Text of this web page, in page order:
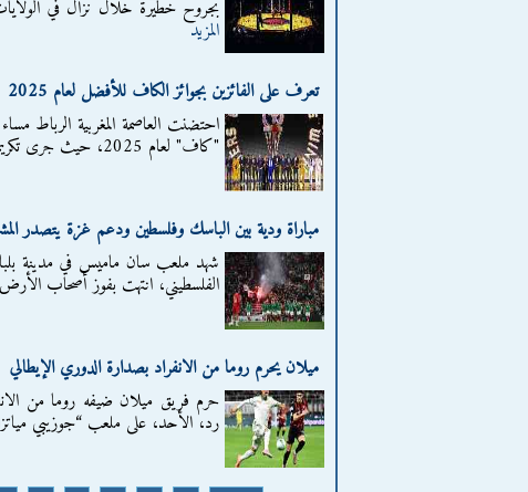
بجروح خطيرة خلال نزال في
المزيد
تعرف على الفائزين بجوائز الكاف للأفضل لعام 2025
احتضنت العاصمة المغربية الرباط
"كاف" لعام 2025، حيث جرى تكريم أبرز النجوم الذين تألقوا في القارة...
مباراة ودية بين الباسك وفلسطين ودعم غزة يتصدر
شهد ملعب سان ماميس في مدينة
الفلسطيني، انتهت بفوز أصحاب
ميلان يحرم روما من الانفراد بصدارة الدوري الإيطالي
حرم فريق ميلان ضيفه روما من
رد، الأحد، على ملعب “جوزيبي